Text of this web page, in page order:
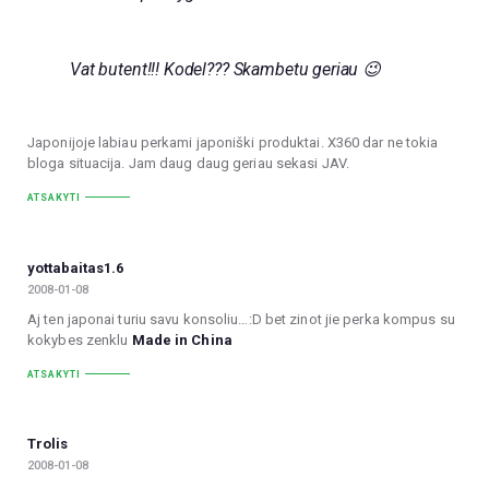
Vat butent!!! Kodel??? Skambetu geriau 😉
Japonijoje labiau perkami japoniški produktai. X360 dar ne tokia
bloga situacija. Jam daug daug geriau sekasi JAV.
ATSAKYTI
yottabaitas1.6
2008-01-08
Aj ten japonai turiu savu konsoliu…:D bet zinot jie perka kompus su
kokybes zenklu Made in China
ATSAKYTI
Trolis
2008-01-08